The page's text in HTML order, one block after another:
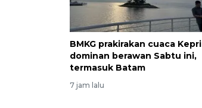
BMKG prakirakan cuaca Kepri
dominan berawan Sabtu ini,
termasuk Batam
7 jam lalu